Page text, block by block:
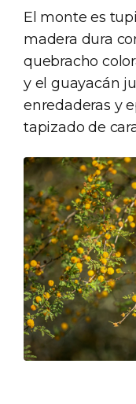
El monte es
madera dura
quebracho
y el guayacán
enredaderas y
tapizado de